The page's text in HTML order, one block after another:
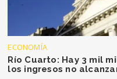
ECONOMÍA
Río Cuarto: Hay 3 mil
los ingresos no